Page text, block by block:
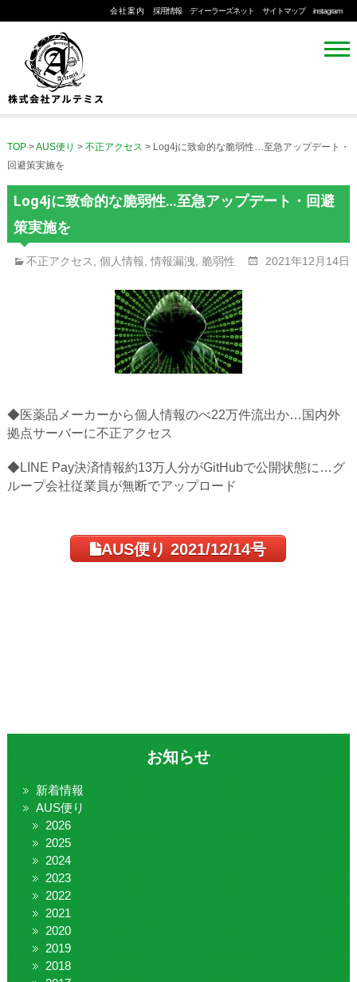
会社案内 採用情報 ディーラーズネット サイトマップ instagram
TOP>AUS便り > 不正アクセス > Log4jに致命的な脆弱性…至急アップデート・
回避策実施を
Log4jに致命的な脆弱性…至急アップデート・回避
策実施を
2021年12月14日
不正アクセス ,個人情報 ,情報漏洩 脆弱性
◆医薬品メーカーから個人情報のべ22万件流出か…国内外
拠点サーバーに不正アクセス
◆LINE Pay決済情報約13万人分がGitHubで公開状態に…グ
ループ会社従業員が無断でアップロード
AUS便り 2021/12/14号
お知らせ
新着情報
AUS便り
2026
2025
2024
2023
2022
2021
2020
2019
2018